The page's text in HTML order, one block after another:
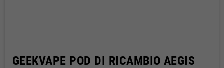
GEEKVAPE POD DI RICAMBIO AEGIS